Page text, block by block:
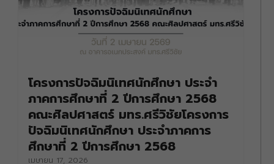
โครงการปัจฉิมนิเทศนักศึกษา ประจำ
ภาคการศึกษาที่ 2 ปีการศึกษา 2568
คณะศิลปศาสตร์ มทร.ศรีวิชัยโครงการ
ปัจฉิมนิเทศนักศึกษา ประจำภาคการ
ศึกษาที่ 2 ปีการศึกษา 2568
เมษายน 17, 2026